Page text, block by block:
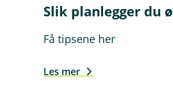
Slik planlegger du
Få tipsene her
Les mer